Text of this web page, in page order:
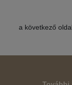
a következő